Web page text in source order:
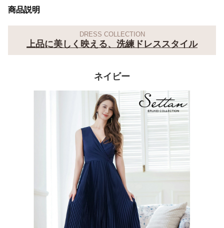
商品説明
DRESS COLLECTION
上品に美しく映える、洗練ドレススタイル
ネイビー